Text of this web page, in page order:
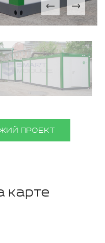
ПРОЕКТ
карте